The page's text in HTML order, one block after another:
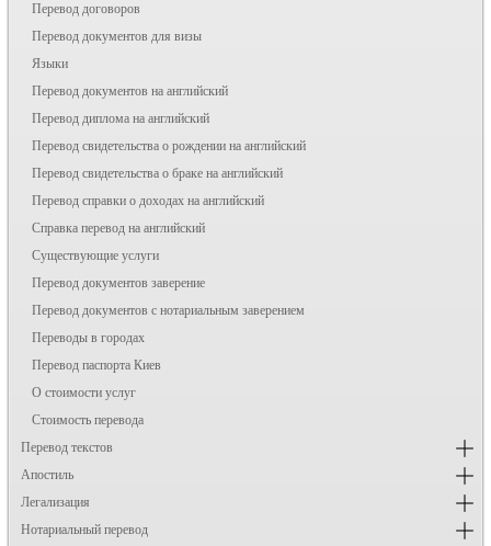
Перевод договоров
Перевод документов для визы
Языки
Перевод документов на английский
Перевод диплома на английский
Перевод свидетельства о рождении на английский
Перевод свидетельства о браке на английский
Перевод справки о доходах на английский
Справка перевод на английский
Существующие услуги
Перевод документов заверение
Перевод документов с нотариальным заверением
Переводы в городах
Перевод паспорта Киев
О стоимости услуг
Стоимость перевода
Перевод текстов
Апостиль
Легализация
Нотариальный перевод